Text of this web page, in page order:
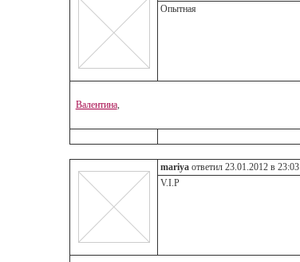
Опытная
Валентина,
mariya ответил 23.01.2012 в 23:03
V.I.P